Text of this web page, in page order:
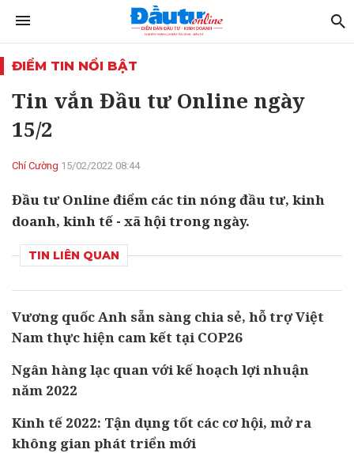
ĐIỂM TIN NỔI BẬT
Tin vắn Đầu tư Online ngày
15/2
Chí Cường 15/02/2022 08:44
Đầu tư Online điểm các tin nóng đầu tư, kinh
doanh, kinh tế - xã hội trong ngày.
TIN LIÊN QUAN
Vương quốc Anh sẵn sàng chia sẻ, hỗ trợ Việt
Nam thực hiện cam kết tại COP26
Ngân hàng lạc quan với kế hoạch lợi nhuận
năm 2022
Kinh tế 2022: Tận dụng tốt các cơ hội, mở ra
không gian phát triển mới